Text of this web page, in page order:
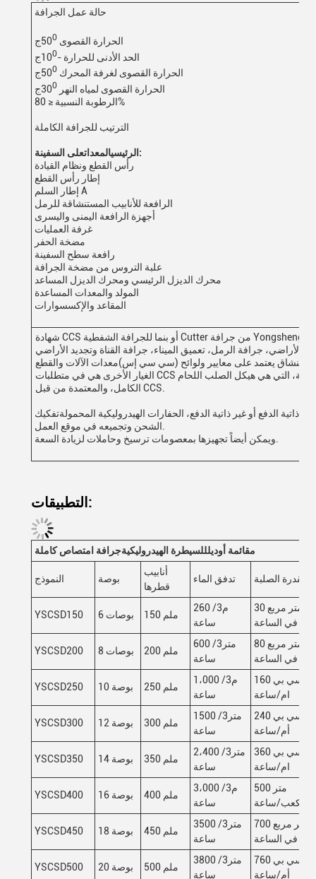
حالة عمل الجرافة
الحرارة القصوى 50 0
ج
الحد الأدنى للحرارة -100
ج
الحرارة القصوى لغرفة المحرك 50 0
ج
الحرارة القصوى لمياه النهر 30 0
ج
الرطوبة النسبية ≤ 80%
الترتيب للجرافة الكاملة
الرئيسيالمعدات
على السفينة:
رأس القطع ونظام القيادة
إطار رأس القطع
إطار السلم A
‬الرافعة للأنابيب المستنشاقة للرمل
‬أجهزة الرافعة اليمنى واليسرى
غرفة العمليات
مضخة الحفر
رافعة سطح السفينة
علبة التروس من مضخة الجرافة
محرك الديزل الرئيسي ومحرك الديزل المساعد
المولد والمعدات المساعدة
‬المقاعد والإكسسوارات
يعتمد على معايير ولوائح (سي سي إس)معدات الآلات والقطع
الغيار الأخرى هي في متطلبات CCS وكذلكالهيكل هو مربع، والقاعدة العرضية، التي هي هيكل الصلب اللحام
الكامل، والمعتمدة من قبل CCS.
ذاتية الدفع أو غير ذاتية الدفع، الحفارات الهيدروليكية المحمولةتفكيك
التطبيقات:
مقائمة أوديلللسيطرة الهيدروليكيةجرافة امتصاص كاملة
النموذج بوصة
أنابيب
قطرها
تدفق الماء القدرة الصلبة
YSCSD150 6 بوصات 150 ملم
260 م3/
ساعة
30 متر مربع
في الساعة
YSCSD200 8 بوصات 200 ملم
600 متر3/
ساعة
80 متر مربع
في الساعة
YSCSD250 10 بوصة 250 ملم
1،000 م3/
ساعة
160 سي بي
ام/ساعة
YSCSD300 12 بوصة 300 ملم
1500 متر3/
ساعة
240 سي بي
أم/ساعة
YSCSD350 14 بوصة 350 ملم
2،400 متر3/
ساعة
360 سي بي
ام/ساعة
YSCSD400 16 بوصة 400 ملم
3،000 م3/
ساعة
500 متر
مكعب/ساعة
YSCSD450 18 بوصة 450 ملم
3500 متر3/
ساعة
700 متر مربع
في الساعة
YSCSD500 20 بوصة 500 ملم
3800 متر3/
ساعة
760 سي بي
أم/ساعة